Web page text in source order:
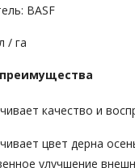
BASF
/ га
качество и
цвет дерна
улучшение